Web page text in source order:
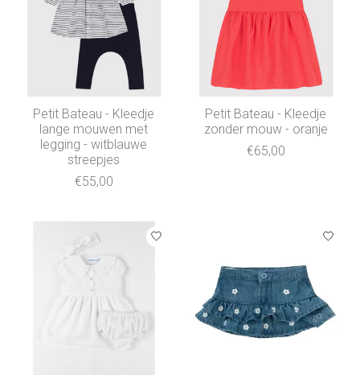
Petit Bateau - Kleedje
lange mouwen met
legging - witblauwe
streepjes
€55,00
Petit Bateau - Kleedje
zonder mouw - oranje
€65,00